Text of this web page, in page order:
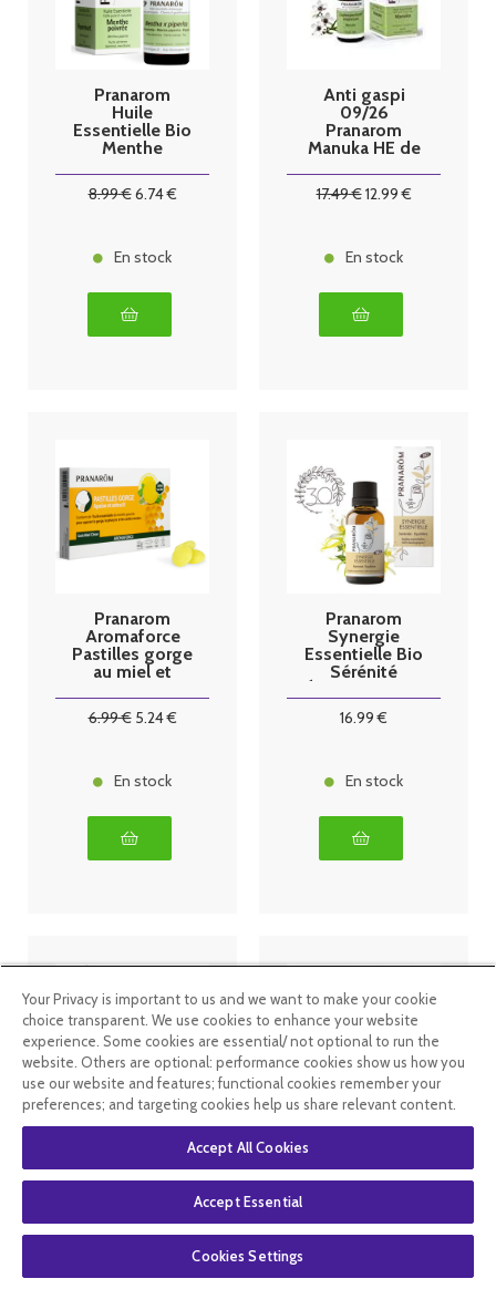
Pranarom
Huile
Essentielle Bio
Menthe
8.99€6.74€
En stock
Anti gaspi
09/26
Pranarom
Manuka HE de
ml
17.49€12.99€
En stock
Pranarom
Aromaforce
Pastilles gorge
au miel et
6.99€ 5.24€
En stock
Pranarom
Synergie
Essentielle Bio
Sérénité
16.99 €
En stock
Huile Végétale
Bio Onagre -
6.90€
Forte sommeil
9.99€
Your Privacy is important to us and we want to make your cookie
choice transparent. We use cookies to enhance your website
experience. Some cookies are essential/ not optional to run the
website. Others are optional: performance cookies show us how you
use our website and features; functional cookies remember your
preferences; and targeting cookies help us share relevant content.
Accept All Cookies
Accept Essential
Cookies Settings